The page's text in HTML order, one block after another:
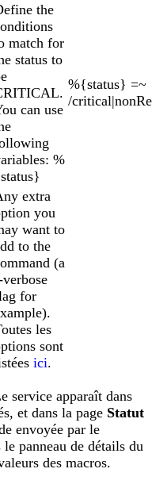
the
match for
status to
can use
%
%{status} =~
/
extra
you
want to
to the
(a
for
les
sont
ici.
service apparaît dans
et dans la page Statut
envoyée par le
panneau de détails du
des macros.